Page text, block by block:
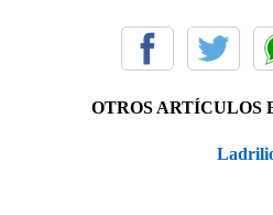
OTROS ARTÍCULOS